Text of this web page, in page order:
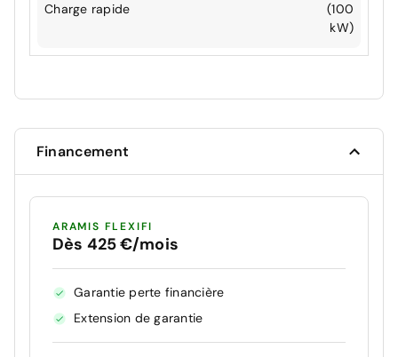
Charge rapide
(100
kW)
Financement
ARAMIS FLEXIFI
Dès 425 €/mois
Garantie perte financière
Extension de garantie